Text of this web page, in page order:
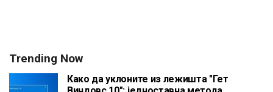
Trending Now
Како да уклоните из лежишта "Гет